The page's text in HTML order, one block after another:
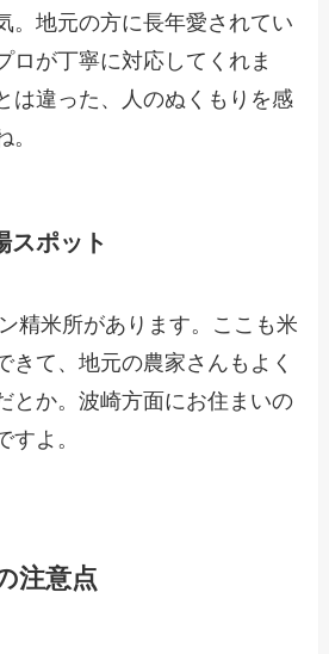
。地元の方に長年愛されてい
ロが丁寧に対応してくれま
は違った、人のぬくもりを感
。
スポット
精米所があります。ここも米
きて、地元の農家さんもよく
とか。波崎方面にお住まいの
すよ。
注意点